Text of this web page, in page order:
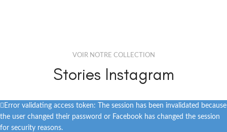
VOIR NOTRE COLLECTION
Stories Instagram
Error validating access token: The session has been invalidated because
the user changed their password or Facebook has changed the session
for security reasons.